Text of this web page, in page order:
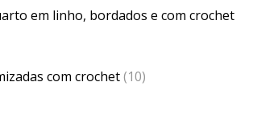
em linho, bordados e com crochet
com crochet(10)